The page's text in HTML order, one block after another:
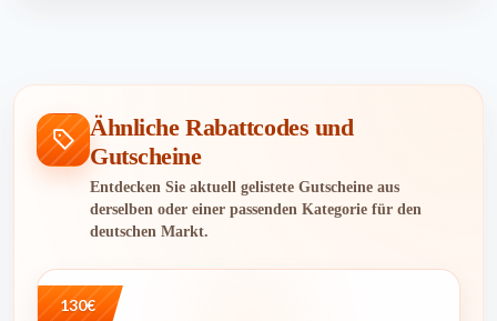
Ähnliche Rabattcodes und
Gutscheine
Entdecken Sie aktuell gelistete Gutscheine aus
derselben oder einer passenden Kategorie für den
deutschen Markt.
130€